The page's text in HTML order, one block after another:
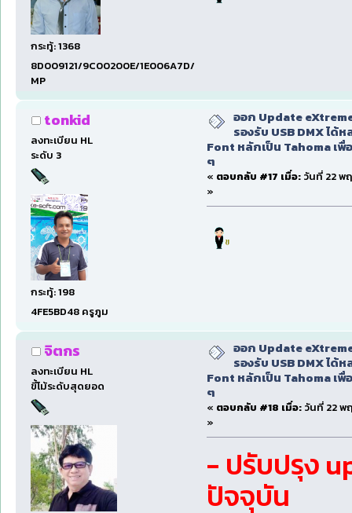
กระทู้: 1368
8D009121/9C00200E/1E006A7D/1E009BC5/80090662
MP
tonkid
ลงทะเบียน HL
ระดับ 3
กระทู้: 198
4FE5BD48 ครูภูม
ออก Update
รองรับ USB DMX ได้
Font หลักเป็น Tahoma เพื่
ๆ
« ตอบกลับ #17 เมื่อ: วันที่ 22 พ
»
จิตกร
ลงทะเบียน HL
ขี้โม้ระดับสุดยอด
ออก Update
รองรับ USB DMX ได้
Font หลักเป็น Tahoma เพื่
ๆ
« ตอบกลับ #18 เมื่อ: วันที่ 22 พ
»
- ปรับปรุง
ปัจจุบัน